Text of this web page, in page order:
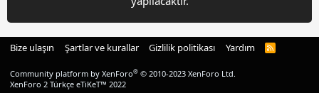
Bize ulaşın Şartlar ve kurallar Gizlilik politikası Yardım
R
Community platform by XenForo® © 2010-2023 XenForo Ltd.
XenForo 2 Türkçe eTiKeT™ 2022